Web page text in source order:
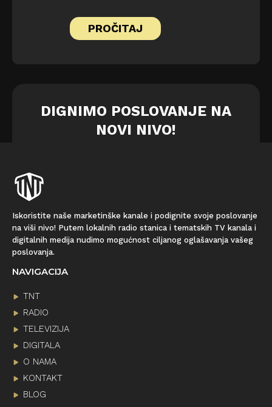
PROČITAJ
DIGNIMO POSLOVANJE NA
NOVI NIVO!
Iskoristite naše marketinške kanale i podignite svoje poslovanje
na viši nivo! Putem lokalnih radio stanica i tematskih TV kanala i
digitalnih medija nudimo mogućnost ciljanog oglašavanja vašeg
poslovanja.
NAVIGACIJA
TNT
RADIO
TELEVIZIJA
DIGITALA
O NAMA
KONTAKT
BLOG